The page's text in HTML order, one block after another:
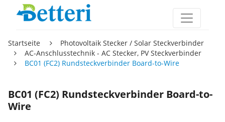
Startseite
Photovoltaik Stecker / Solar Steckverbinder
AC-Anschlusstechnik - AC Stecker, PV Steckverbinder
BC01 (FC2) Rundsteckverbinder Board-to-Wire
BC01 (FC2) Rundsteckverbinder Board-to-
Wire